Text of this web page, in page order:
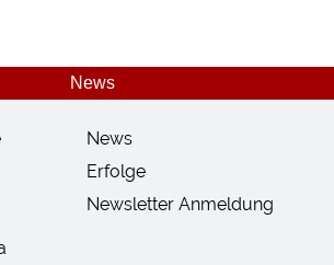
News
News
Erfolge
Newsletter Anmeldung